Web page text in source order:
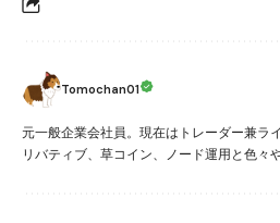
Tomochan01
元一般企業会社員。現在はトレーダー兼ラ
リバティブ、草コイン、ノード運用と色々